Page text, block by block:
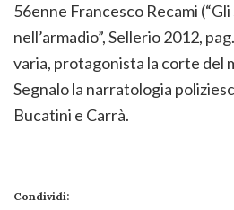
56enne Francesco Recami
nell’armadio”, Sellerio 2012,
varia, protagonista la corte del
Segnalo la narratologia
Bucatini e Carrà.
Condividi: